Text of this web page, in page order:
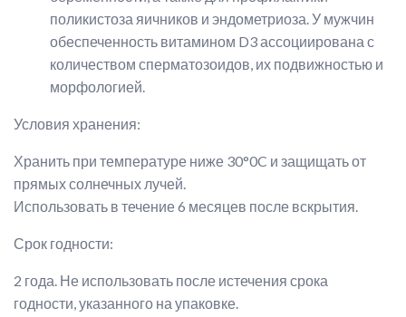
поликистоза яичников и эндометриоза. У мужчин
обеспеченность витамином D3 ассоциирована с
количеством сперматозоидов, их подвижностью и
морфологией.
Условия хранения:
Хранить при температуре ниже 30°0C и защищать от
прямых солнечных лучей.
Использовать в течение 6 месяцев после вскрытия.
Срок годности:
2 года. Не использовать после истечения срока
годности, указанного на упаковке.